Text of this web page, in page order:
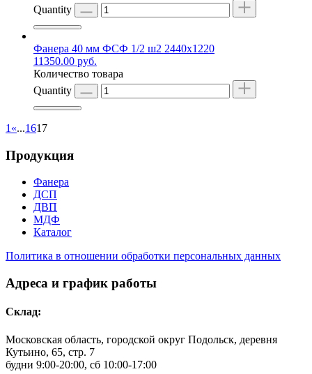
Quantity
Фанера 40 мм ФСФ 1/2 ш2 2440х1220
11350.00 руб.
Количество товара
Quantity
1 «...1617
Продукция
Фанера
ДСП
ДВП
МДФ
Каталог
Политика в отношении обработки персональных данных
Адреса и график работы
Склад:
Московская область, городской округ Подольск, деревня
Кутьино, 65, стр. 7
будни 9:00-20:00, сб 10:00-17:00